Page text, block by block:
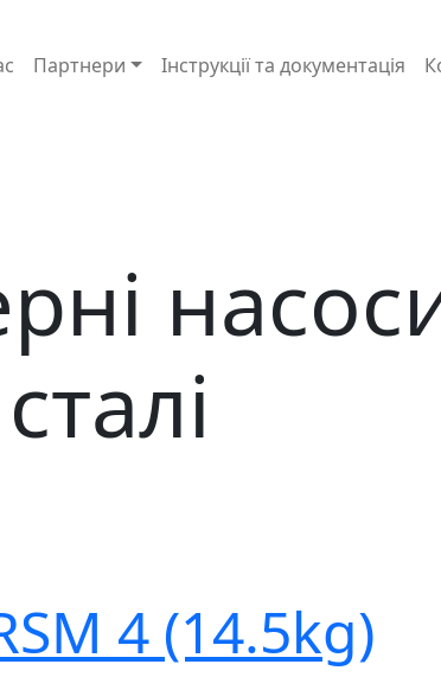
Партнери Інструкції та документація
4 (14.5kg)